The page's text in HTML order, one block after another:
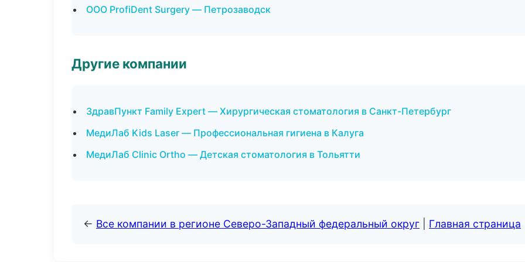
ООО ProfiDent Surgery — Петрозаводск
Другие компании
ЗдравПункт Family Expert — Хирургическая стоматология в Санкт-Петербург
МедиЛаб Kids Laser — Профессиональная гигиена в Калуга
МедиЛаб Clinic Ortho — Детская стоматология в Тольятти
← Все компании в регионе Северо-Западный федеральный округ Главная страница